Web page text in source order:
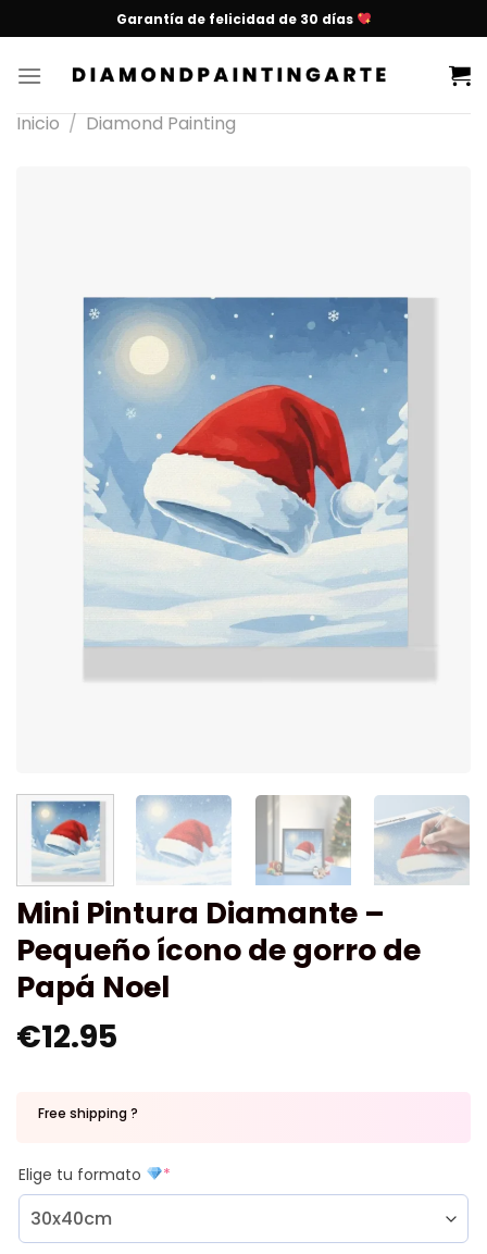
Garantía de felicidad de 30 días
Inicio / Diamond Painting
Mini Pintura Diamante –
Pequeño ícono de gorro de
Papá Noel
€12.95
Free shipping ?
Elige tu formato *